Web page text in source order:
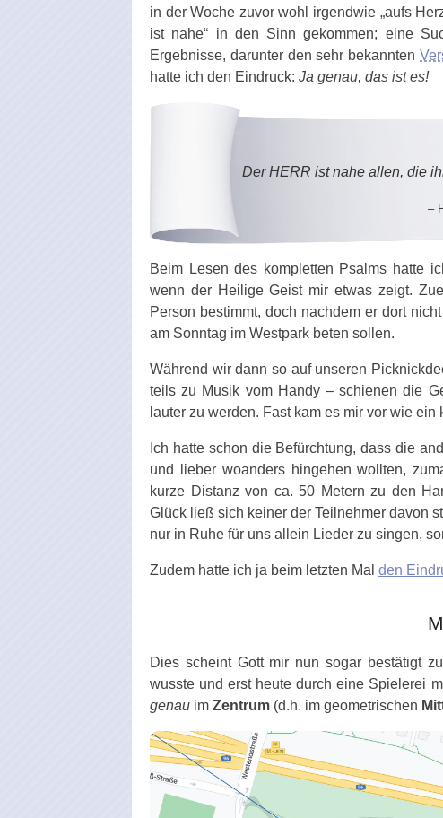
in der Woche zuvor wohl irgendwie „aufs
ist nahe“ in den Sinn gekommen; eine
Ergebnisse, darunter den sehr bekannten
hatte ich den Eindruck: Ja genau, das ist es!
Der HERR ist nahe allen, die
–
Beim Lesen des kompletten Psalms hatte
wenn der Heilige Geist mir etwas zeigt.
Person bestimmt, doch nachdem er dort
am Sonntag im Westpark beten sollen.
Während wir dann so auf unseren
teils zu Musik vom Handy – schienen die
lauter zu werden. Fast kam es mir vor wie ein
Ich hatte schon die Befürchtung, dass die
und lieber woanders hingehen wollten,
kurze Distanz von ca. 50 Metern zu den
Glück ließ sich keiner der Teilnehmer davon
nur in Ruhe für uns allein Lieder zu singen,
Zudem hatte ich ja beim letzten Mal den
Dies scheint Gott mir nun sogar bestätigt
wusste und erst heute durch eine Spielerei
genau im Zentrum (d.h. im geometrischen